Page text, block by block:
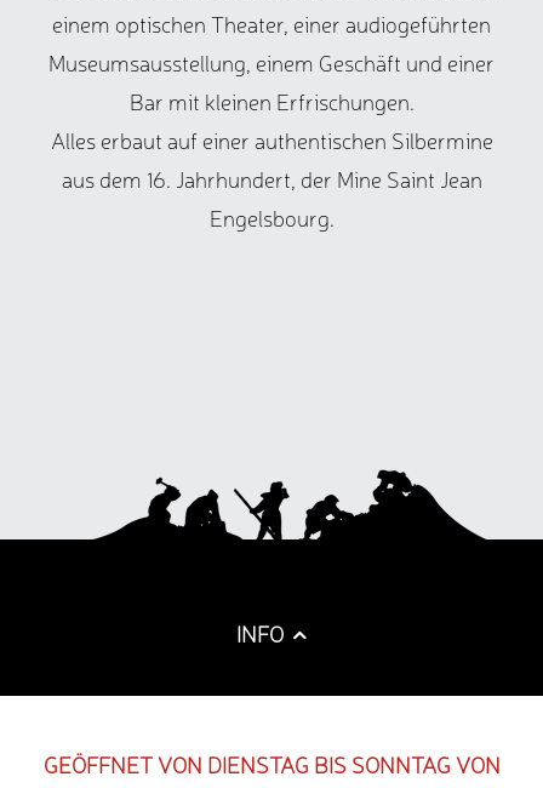
einem optischen Theater, einer audiogeführten
Museumsausstellung, einem Geschäft und einer
Bar mit kleinen Erfrischungen.
Alles erbaut auf einer authentischen Silbermine
aus dem 16. Jahrhundert, der Mine Saint Jean
Engelsbourg.
INFO
GEÖFFNET VON DIENSTAG BIS SONNTAG VON